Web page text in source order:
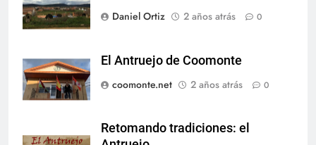
Daniel Ortiz
2 años atrás 0
El Antruejo de Coomonte
coomonte.net
2 años atrás 0
Retomando tradiciones: el